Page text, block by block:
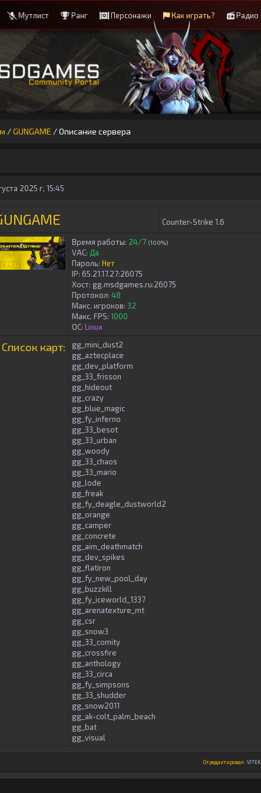
Мутлист Ранг Персонажи Как играть? Радио
/GUNGAME /Описание сервера
2025 г, 15:45
Counter-Strike 1.6
Время работы: 24/7 (100%)
VAC: Да
Пароль: Нет
IP: 65.21.17.27:26075
Хост: gg.msdgames.ru:26075
Протокол: 48
Макс. игроков: 32
Макс. FPS: 1000
ОС: Linux
Список карт:
gg_mini_dust2
gg_aztecplace
gg_dev_platform
gg_33_frisson
gg_hideout
gg_crazy
gg_blue_magic
gg_fy_inferno
gg_33_besot
gg_33_urban
gg_woody
gg_33_chaos
gg_33_mario
gg_lode
gg_freak
gg_fy_deagle_dustworld2
gg_orange
gg_camper
gg_concrete
gg_aim_deathmatch
gg_dev_spikes
gg_flatiron
gg_fy_new_pool_day
gg_buzzkill
gg_fy_iceworld_1337
gg_arenatexture_mt
gg_csr
gg_snow3
gg_33_comity
gg_crossfire
gg_anthology
gg_33_circa
gg_fy_simpsons
gg_33_shudder
gg_snow2011
gg_ak-colt_palm_beach
gg_bat
gg_visual
Отредактировал: VITEK